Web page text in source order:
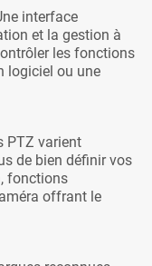
interface
et la gestion à
les fonctions
logiciel ou une
PTZ varient
de bien définir vos
fonctions
offrant le